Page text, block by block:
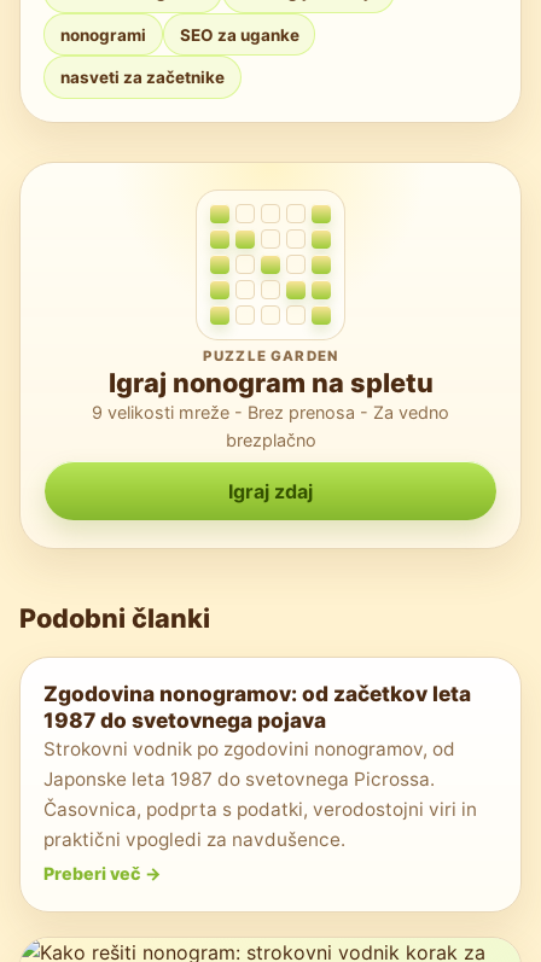
dodajte te opise kateremu koli sinonimu.
nonogrami SEO za uganke
nasveti za začetnike
PUZZLE GARDEN
Igraj nonogram na spletu
9 velikosti mreže - Brez prenosa - Za vedno
brezplačno
Igraj zdaj
Podobni članki
Zgodovina nonogramov: od začetkov leta
1987 do svetovnega pojava
Strokovni vodnik po zgodovini nonogramov, od
Japonske leta 1987 do svetovnega Picrossa.
Časovnica, podprta s podatki, verodostojni viri in
praktični vpogledi za navdušence.
Preberi več ->